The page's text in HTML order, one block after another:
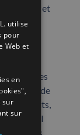
la santé et
dans les
à ce jour de
habits,
matériel
euros
utilise
pour
Web et
en
sur
sur